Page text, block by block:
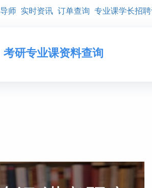
师 实时资讯 订单查询 专业课学长招聘
考研专业课资料查询